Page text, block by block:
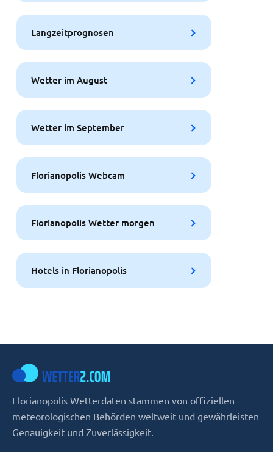
Langzeitprognosen
Wetter im August
Wetter im September
Florianopolis Webcam
Florianopolis Wetter morgen
Hotels in Florianopolis
Florianopolis Wetterdaten stammen von offiziellen
meteorologischen Behörden weltweit und gewährleisten
Genauigkeit und Zuverlässigkeit.